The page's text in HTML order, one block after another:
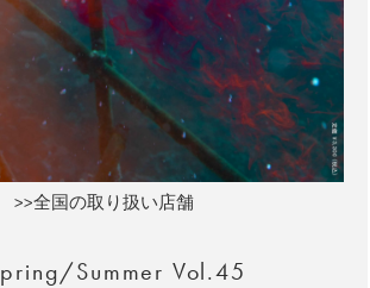
>>全国の取り扱い店舗
Summer Vol.45